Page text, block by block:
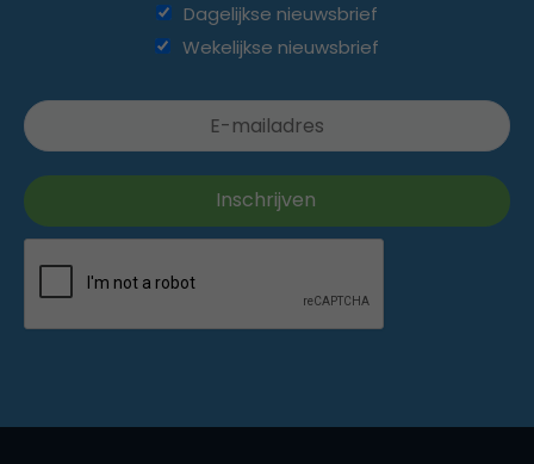
Dagelijkse nieuwsbrief
Wekelijkse nieuwsbrief